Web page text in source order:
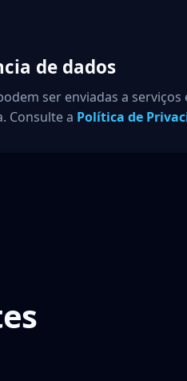
de dados
ser enviadas a
Consulte a Política de